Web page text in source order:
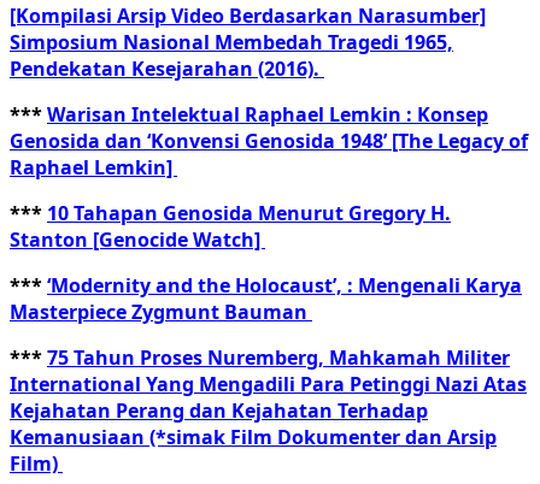
[Kompilasi Arsip Video Berdasarkan Narasumber]
Simposium Nasional Membedah Tragedi 1965,
Pendekatan Kesejarahan (2016).
***Warisan Intelektual Raphael Lemkin : Konsep
Genosida dan ‘Konvensi Genosida 1948’ [The Legacy of
Raphael Lemkin]
*** 10 Tahapan Genosida Menurut Gregory H.
Stanton [Genocide Watch]
***‘Modernity and the Holocaust’, : Mengenali Karya
Masterpiece Zygmunt Bauman
***75 Tahun Proses Nuremberg, Mahkamah Militer
International Yang Mengadili Para Petinggi Nazi Atas
Kejahatan Perang dan Kejahatan Terhadap
Kemanusiaan (*simak Film Dokumenter dan Arsip
Film)